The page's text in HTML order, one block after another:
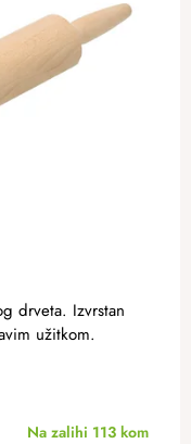
Na zalihi 113 kom
drveta. Izvrstan
užitkom.